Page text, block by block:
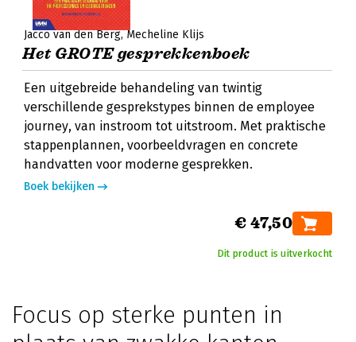
Jacco van den Berg Mecheline Klijs
Het GROTE gesprekkenboek
Een uitgebreide behandeling van twintig
verschillende gesprekstypes binnen de employee
journey, van instroom tot uitstroom. Met praktische
stappenplannen, voorbeeldvragen en concrete
handvatten voor moderne gesprekken.
Boek bekijken
€ 47,50
Dit product is uitverkocht
Focus op sterke punten in